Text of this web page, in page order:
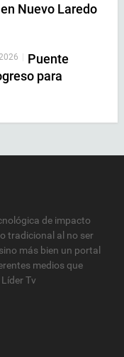
Nuevo Laredo
Puente
para
de impacto
tradicional al no ser
más bien un portal
medios que
Tv